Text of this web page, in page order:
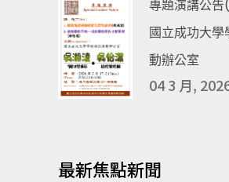
專題演講公告
國立成功大
動辦公室
04 3 月,
最新焦點新聞